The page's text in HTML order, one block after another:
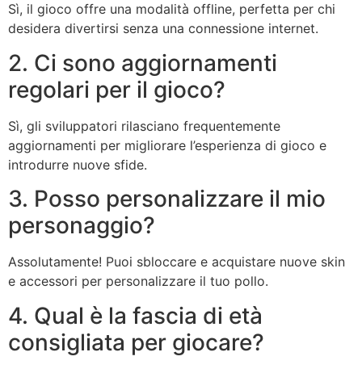
Sì, il gioco offre una modalità offline, perfetta per chi
desidera divertirsi senza una connessione internet.
2. Ci sono aggiornamenti
regolari per il gioco?
Sì, gli sviluppatori rilasciano frequentemente
aggiornamenti per migliorare l’esperienza di gioco e
introdurre nuove sfide.
3. Posso personalizzare il mio
personaggio?
Assolutamente! Puoi sbloccare e acquistare nuove skin
e accessori per personalizzare il tuo pollo.
4. Qual è la fascia di età
consigliata per giocare?